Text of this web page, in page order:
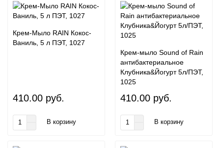
Крем-Мыло RAIN Кокос-
Ваниль, 5 л ПЭТ, 1027
410.00 руб.
В корзину
Крем-мыло Sound of Rain
антибактериальное
Клубника&Йогурт 5л/ПЭТ,
1025
410.00 руб.
В корзину